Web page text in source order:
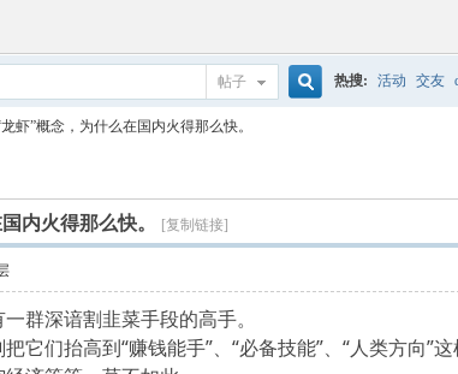
帖子 热搜: 活动 交友
龙虾”概念，为什么在国内火得那么快。
内火得那么快。 [复制链接]
群深谙割韭菜手段的高手。
它们抬高到“赚钱能手”、“必备技能”、“人类方向”